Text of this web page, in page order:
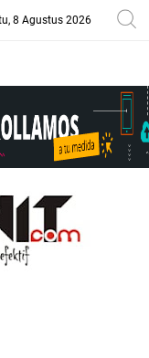
8 Agustus 2026